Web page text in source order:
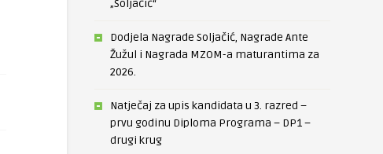
„Soljačić“
Dodjela Nagrade Soljačić, Nagrade Ante
Žužul i Nagrada MZOM-a maturantima za
2026.
Natječaj za upis kandidata u 3. razred –
prvu godinu Diploma Programa – DP1 –
drugi krug